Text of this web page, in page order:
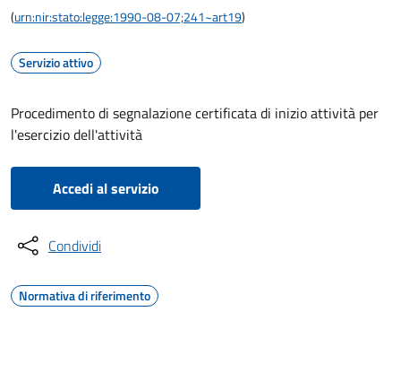
(urn:nir:stato:legge:1990-08-07;241~art19)
Servizio attivo
Procedimento di segnalazione certificata di inizio attività per
l'esercizio dell'attività
Accedi al servizio
Condividi
Normativa di riferimento